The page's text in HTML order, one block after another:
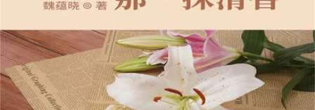
居家生活 3C家電 運動休閒 親子玩具
女裝 男裝 化妝保養 情趣用品